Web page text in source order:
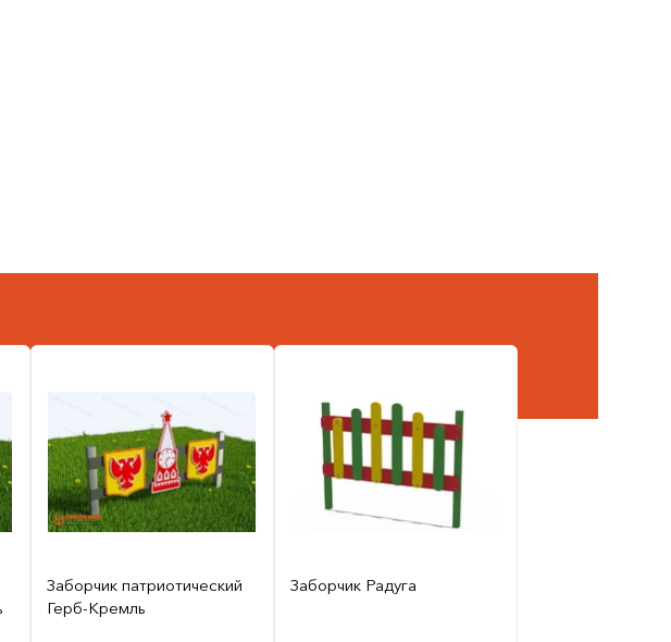
Заборчик патриотический
Герб-Кремль
Заборчик Радуга